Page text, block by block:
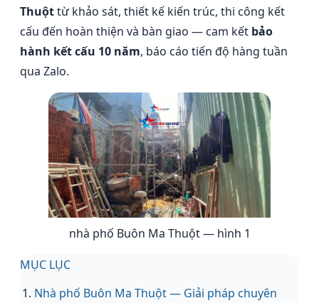
Thuộttừ khảo sát, thiết kế kiến trúc, thi công kết
cấu đến hoàn thiện và bàn giao — cam kết bảo
hành kết cấu 10 năm, báo cáo tiến độ hàng tuần
qua Zalo.
nhà phố Buôn Ma Thuột — hình 1
MỤC LỤC
Nhà phố Buôn Ma Thuột — Giải pháp chuyên